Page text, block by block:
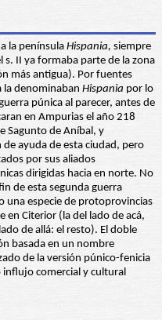
la península Hispania, siempre
s. II ya formaba parte de la zona
más antigua). Por fuentes
la denominaban Hispania por lo
púnica al parecer, antes de
en Ampurias el año 218
Sagunto de Aníbal, y
ayuda de esta ciudad, pero
por sus aliados
dirigidas hacia en norte. No
de esta segunda guerra
una especie de protoprovincias
en Citerior (la del lado de acá,
de allá: el resto). El doble
basada en un nombre
de la versión púnico-fenicia
influjo comercial y cultural